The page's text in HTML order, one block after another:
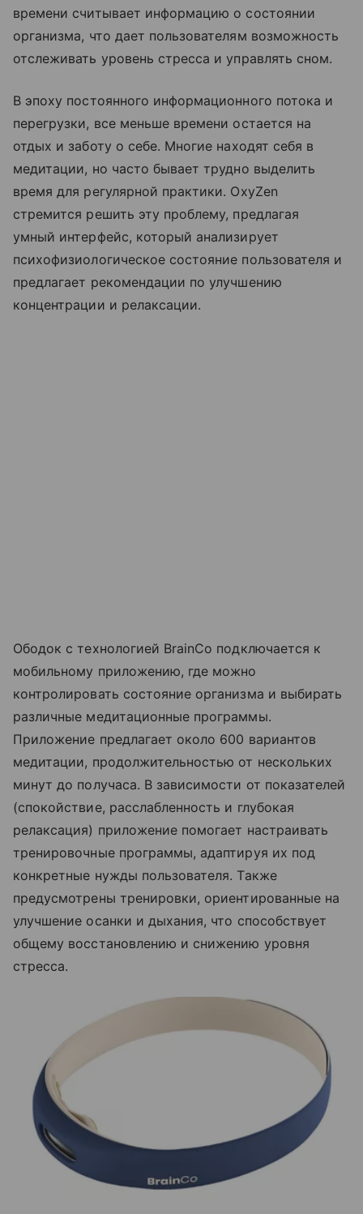
времени считывает информацию о состоянии
организма, что дает пользователям возможность
отслеживать уровень стресса и управлять сном.
В эпоху постоянного информационного потока и
перегрузки, все меньше времени остается на
отдых и заботу о себе. Многие находят себя в
медитации, но часто бывает трудно выделить
время для регулярной практики. OxyZen
стремится решить эту проблему, предлагая
умный интерфейс, который анализирует
психофизиологическое состояние пользователя и
предлагает рекомендации по улучшению
концентрации и релаксации.
Ободок с технологией BrainCo подключается к
мобильному приложению, где можно
контролировать состояние организма и выбирать
различные медитационные программы.
Приложение предлагает около 600 вариантов
медитации, продолжительностью от нескольких
минут до получаса. В зависимости от показателей
(спокойствие, расслабленность и глубокая
релаксация) приложение помогает настраивать
тренировочные программы, адаптируя их под
конкретные нужды пользователя. Также
предусмотрены тренировки, ориентированные на
улучшение осанки и дыхания, что способствует
общему восстановлению и снижению уровня
стресса.